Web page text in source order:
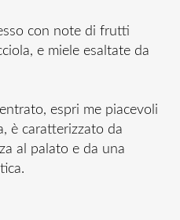
con note di frutti
e miele esaltate da
espri me piacevoli
è caratterizzato da
al palato e da una